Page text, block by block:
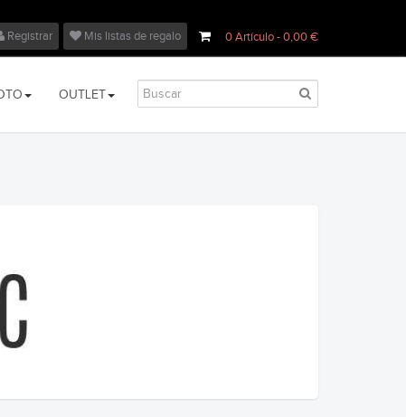
0Artículo- 0,00 €
Registrar Mis listas de regalo
OUTLET